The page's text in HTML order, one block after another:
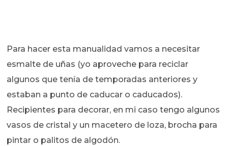
Para hacer esta manualidad vamos a necesitar
esmalte de uñas (yo aproveche para reciclar
algunos que tenía de temporadas anteriores y
estaban a punto de caducar o caducados).
Recipientes para decorar, en mi caso tengo algunos
vasos de cristal y un macetero de loza, brocha para
pintar o palitos de algodón.